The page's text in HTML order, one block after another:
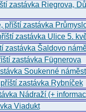
zastávka Riegrova,
příští zastávka
zastávka Ulice 5.
zastávka Šaldovo
zastávka Fügnerova
Soukenné
zastávka Rybníček
Nádraží (+
Viadukt